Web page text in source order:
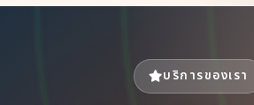
บริการของเรา